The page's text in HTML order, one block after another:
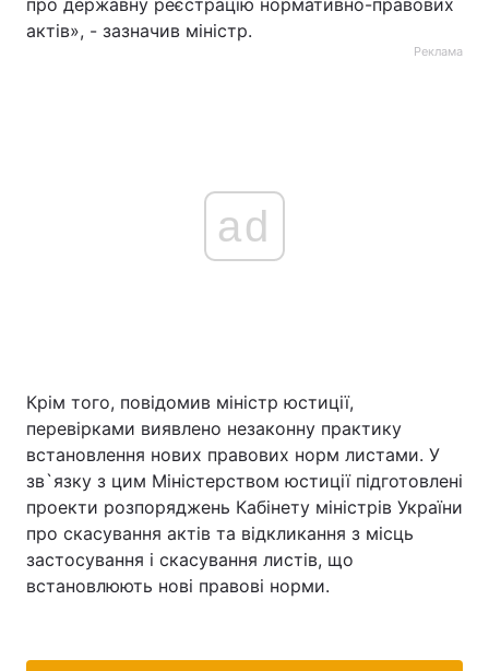
про державну реєстрацію нормативно-правових
актів», - зазначив міністр.
Реклама
ad
Крім того, повідомив міністр юстиції,
перевірками виявлено незаконну практику
встановлення нових правових норм листами. У
зв`язку з цим Міністерством юстиції підготовлені
проекти розпоряджень Кабінету міністрів України
про скасування актів та відкликання з місць
застосування і скасування листів, що
встановлюють нові правові норми.